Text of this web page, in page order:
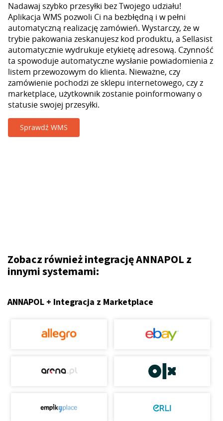
Nadawaj szybko przesyłki bez Twojego udziału!
Aplikacja WMS pozwoli Ci na bezbłędną i w pełni
automatyczną realizację zamówień. Wystarczy, że w
trybie pakowania zeskanujesz kod produktu, a Sellasist
automatycznie wydrukuje etykietę adresową. Czynność
ta spowoduje automatyczne wysłanie powiadomienia z
listem przewozowym do klienta. Nieważne, czy
zamówienie pochodzi ze sklepu internetowego, czy z
marketplace, użytkownik zostanie poinformowany o
statusie swojej przesyłki.
Sprawdź WMS
Zobacz również integrację ANNAPOL z
innymi systemami:
ANNAPOL + Integracja z Marketplace